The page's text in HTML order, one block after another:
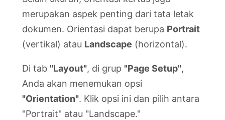
merupakan aspek penting dari tata letak
dokumen. Orientasi dapat berupa Portrait
(vertikal) atau Landscape (horizontal).
Di tab "Layout", di grup "Page Setup",
Anda akan menemukan opsi
"Orientation". Klik opsi ini dan pilih antara
"Portrait" atau "Landscape."